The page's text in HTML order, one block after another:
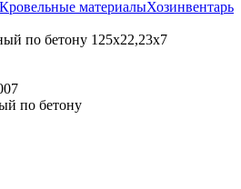
Кровельные материалыХозинвентарь
по бетону 125х22,23х7
по бетону